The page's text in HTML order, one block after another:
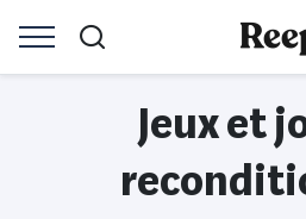
Jeux et